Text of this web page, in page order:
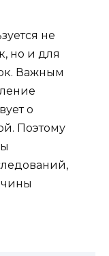
не
но и для
Важным
о
Поэтому